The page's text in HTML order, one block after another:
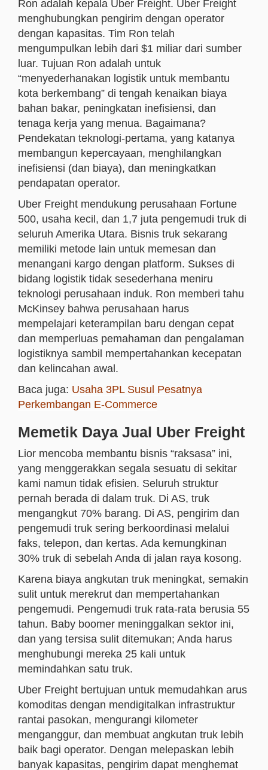
Ron adalah kepala Uber Freight. Uber Freight
menghubungkan pengirim dengan operator
dengan kapasitas. Tim Ron telah
mengumpulkan lebih dari $1 miliar dari sumber
luar. Tujuan Ron adalah untuk
“menyederhanakan logistik untuk membantu
kota berkembang” di tengah kenaikan biaya
bahan bakar, peningkatan inefisiensi, dan
tenaga kerja yang menua. Bagaimana?
Pendekatan teknologi-pertama, yang katanya
membangun kepercayaan, menghilangkan
inefisiensi (dan biaya), dan meningkatkan
pendapatan operator.
Uber Freight mendukung perusahaan Fortune
500, usaha kecil, dan 1,7 juta pengemudi truk di
seluruh Amerika Utara. Bisnis truk sekarang
memiliki metode lain untuk memesan dan
menangani kargo dengan platform. Sukses di
bidang logistik tidak sesederhana meniru
teknologi perusahaan induk. Ron memberi tahu
McKinsey bahwa perusahaan harus
mempelajari keterampilan baru dengan cepat
dan memperluas pemahaman dan pengalaman
logistiknya sambil mempertahankan kecepatan
dan kelincahan awal.
Baca juga: Usaha 3PL Susul Pesatnya
Perkembangan E-Commerce
Memetik Daya Jual Uber Freight
Lior mencoba membantu bisnis “raksasa” ini,
yang menggerakkan segala sesuatu di sekitar
kami namun tidak efisien. Seluruh struktur
pernah berada di dalam truk. Di AS, truk
mengangkut 70% barang. Di AS, pengirim dan
pengemudi truk sering berkoordinasi melalui
faks, telepon, dan kertas. Ada kemungkinan
30% truk di sebelah Anda di jalan raya kosong.
Karena biaya angkutan truk meningkat, semakin
sulit untuk merekrut dan mempertahankan
pengemudi. Pengemudi truk rata-rata berusia 55
tahun. Baby boomer meninggalkan sektor ini,
dan yang tersisa sulit ditemukan; Anda harus
menghubungi mereka 25 kali untuk
memindahkan satu truk.
Uber Freight bertujuan untuk memudahkan arus
komoditas dengan mendigitalkan infrastruktur
rantai pasokan, mengurangi kilometer
menganggur, dan membuat angkutan truk lebih
baik bagi operator. Dengan melepaskan lebih
banyak kapasitas, pengirim dapat menghemat